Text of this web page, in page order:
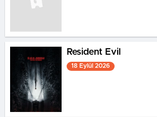
Resident Evil
18 Eylül 2026